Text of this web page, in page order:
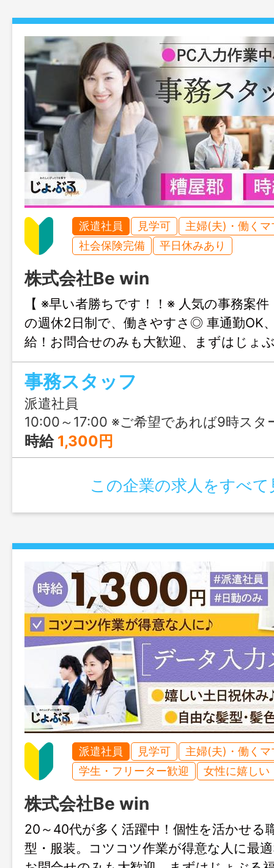
派遣社員 見学可
主婦(夫)・働くマ
社会保険完備
平日休みあり
株式会社Be win
【 ※早い者勝ちです！！※ 人気の事務案
の週休2日制で、働きやすさ◎ 車通勤OK
給！お問合せのみも大歓迎、まずはじょ
気軽にご連絡ください。
事務スタッフ
派遣社員
10:00～17:00 ※ご希望であれば9時スタ
時給 1,300円
この企業の求人をすべて
派遣社員 見学可
主婦(夫)・働くマ
学生・フリーター歓迎
女性に嬉しい
株式会社Be win
20～40代が多く活躍中！個性を活かせる
型・服装。コツコツ作業が得意な人に最